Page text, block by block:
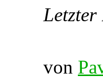
Letzter
von